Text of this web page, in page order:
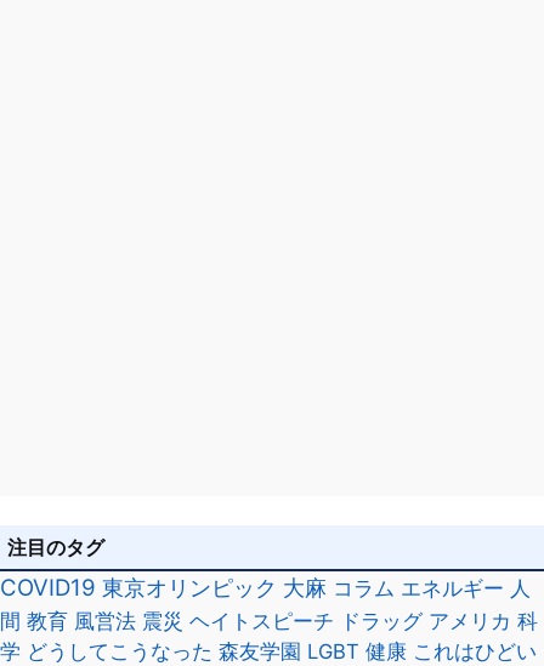
注目のタグ
COVID19 東京オリンピック 大麻 コラム エネルギー 人
間 教育 風営法 震災 ヘイトスピーチ ドラッグ アメリカ 科
学 どうしてこうなった 森友学園 LGBT 健康 これはひどい